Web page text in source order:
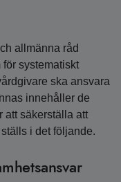
allmänna råd
systematiskt
ska ansvara
innehåller de
att säkerställa att
i det följande.